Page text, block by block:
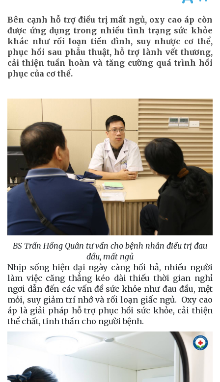
Bên cạnh hỗ trợ điều trị mất ngủ, oxy cao áp còn
được ứng dụng trong nhiều tình trạng sức khỏe
khác như rối loạn tiền đình, suy nhược cơ thể,
phục hồi sau phẫu thuật, hỗ trợ lành vết thương,
cải thiện tuần hoàn và tăng cường quá trình hồi
phục của cơ thể.
BS Trần Hồng Quân tư vấn cho bệnh nhân điều trị đau
đầu, mất ngủ
Nhịp sống hiện đại ngày càng hối hả, nhiều người
làm việc căng thẳng kéo dài thiếu thời gian nghỉ
ngơi dẫn đến các vấn đề sức khỏe như đau đầu, mệt
mỏi, suy giảm trí nhớ và rối loạn giấc ngủ. Oxy cao
áp là giải pháp hỗ trợ phục hồi sức khỏe, cải thiện
thể chất, tinh thần cho người bệnh.